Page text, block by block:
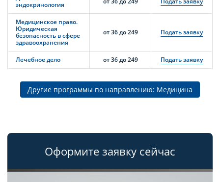
эндокринология
Медицинское право.
Юридическая
безопасность в сфере
здравоохранения
от 36 до 249 Подать заявку
Лечебное дело от 36 до 249 Подать заявку
Другие программы по направлению: Медицина
Оформите заявку сейчас